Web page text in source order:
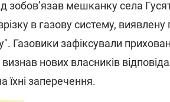
зобов’язав мешканку села
в газову систему, виявлену
Газовики зафіксували
нових власників
їхні заперечення.